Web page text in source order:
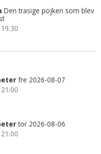
Den trasige pojken som blev
fre 2026-08-07
tor 2026-08-06